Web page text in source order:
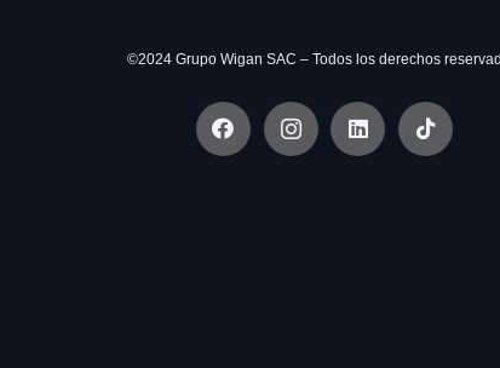
©2024 Grupo Wigan SAC – Todos los derechos